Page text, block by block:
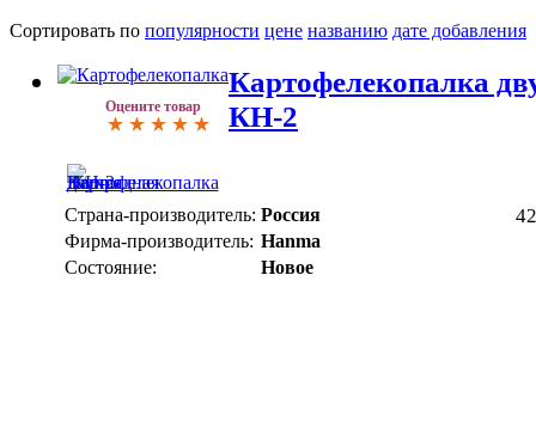
Сортировать по популярности цене названию дате добавления
Оцените товар
Картофелекопалка
КН-2
Страна-производитель: Россия
Фирма-производитель: Hanma
Состояние:
Новое